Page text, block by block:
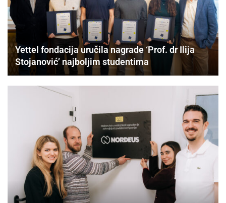
Yettel fondacija uručila nagrade ‘Prof. dr Ilija
Stojanović’ najboljim studentima